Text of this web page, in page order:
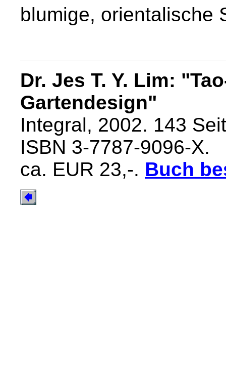
blumige, orientalische
Dr. Jes T. Y. Lim:
Gartendesign"
Integral, 2002. 143
ISBN 3-7787-9096-X.
ca. EUR 23,-. Buch